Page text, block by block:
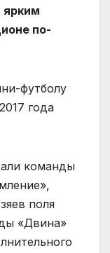
ярким
по­
футболу
года
команды
поля
«Двина»